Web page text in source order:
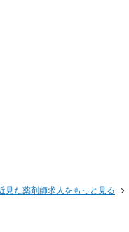
見た薬剤師求人をもっと見る